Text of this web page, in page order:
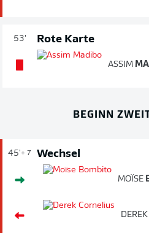
53' Rote Karte
ASSIM
BEGINN
45'+ 7 Wechsel
MOÏSE
DEREK